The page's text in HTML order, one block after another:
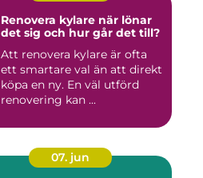
Renovera kylare när lönar
det sig och hur går det till?
Att renovera kylare är ofta
ett smartare val än att direkt
köpa en ny. En väl utförd
renovering kan ...
07. jun